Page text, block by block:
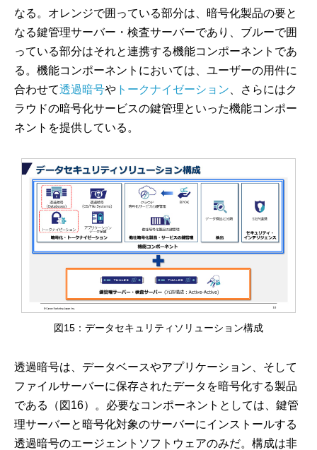
なる。オレンジで囲っている部分は、暗号化製品の要と
なる鍵管理サーバー・検査サーバーであり、ブルーで囲
っている部分はそれと連携する機能コンポーネントであ
る。機能コンポーネントにおいては、ユーザーの用件に
合わせて透過暗号や トークナイゼーション 、さらにはク
ラウドの暗号化サービスの鍵管理といった機能コンポー
ネントを提供している。
図15：データセキュリティソリューション構成
透過暗号は、データベースやアプリケーション、そして
ファイルサーバーに保存されたデータを暗号化する製品
である（図16）。必要なコンポーネントとしては、鍵管
理サーバーと暗号化対象のサーバーにインストールする
透過暗号のエージェントソフトウェアのみだ。構成は非